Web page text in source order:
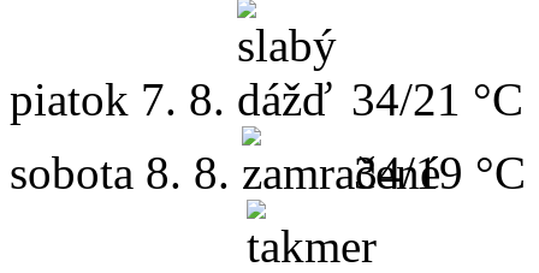
piatok 7. 8.
34/21 °C
sobota 8. 8. 34/19 °C